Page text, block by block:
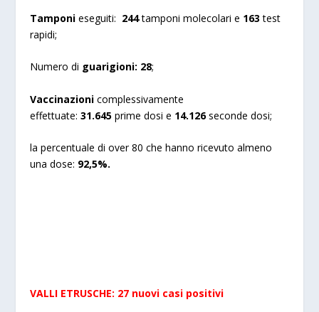
Tamponi eseguiti: 244tamponi molecolari e 163 test
rapidi;
Numero di guarigioni: 28;
Vaccinazioni complessivamente
effettuate:31.645prime dosi e 14.126seconde dosi;
la percentuale di over 80 che hanno ricevuto almeno
una dose: 92,5%.
VALLI ETRUSCHE: 27 nuovi casi positivi